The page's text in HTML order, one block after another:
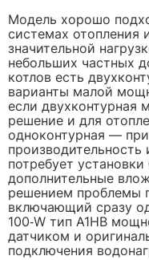
Модель хорошо
системах отопления
значительной
небольших частных
котлов есть
варианты малой
если двухконтурная
решение и для
одноконтурная —
потребует
дополнительные
решением проблемы
включающий сразу
100‑W тип A1HB
датчиком и
подключения